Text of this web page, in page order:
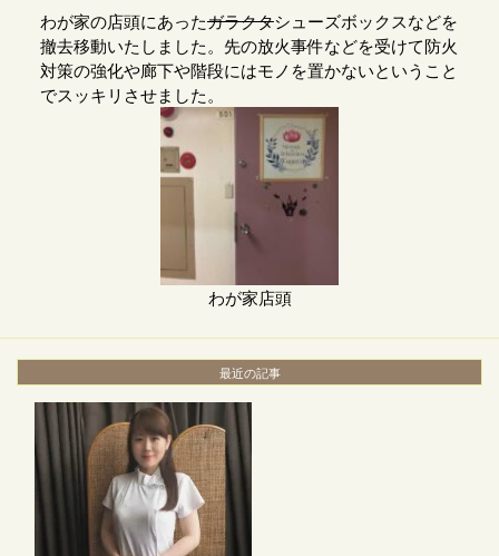
わが家の店頭にあったガラクタシューズボックスなどを
撤去移動いたしました。先の放火事件などを受けて防火
対策の強化や廊下や階段にはモノを置かないということ
でスッキリさせました。
わが家店頭
最近の記事